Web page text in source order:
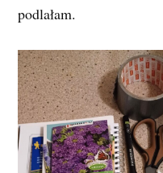
podlałam.